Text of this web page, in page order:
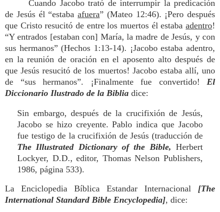
Cuando Jacobo trató de interrumpir la predicación
de Jesús él “estaba afuera” (Mateo 12:46). ¡Pero después
que Cristo resucitó de entre los muertos él estaba adentro!
“Y entrados [estaban con] María, la madre de Jesús, y con
sus hermanos” (Hechos 1:13-14). ¡Jacobo estaba adentro,
en la reunión de oración en el aposento alto después de
que Jesús resucitó de los muertos! Jacobo estaba allí, uno
de “sus hermanos”. ¡Finalmente fue convertido! El
Diccionario Ilustrado de la Biblia dice:
Sin embargo, después de la crucifixión de Jesús,
Jacobo se hizo creyente. Pablo indica que Jacobo
fue testigo de la crucifixión de Jesús (traducción de
The Illustrated Dictionary of the Bible, Herbert
Lockyer, D.D., editor, Thomas Nelson Publishers,
1986, página 533).
La Enciclopedia Bíblica Estandar Internacional [The
International Standard Bible Encyclopedia], dice: